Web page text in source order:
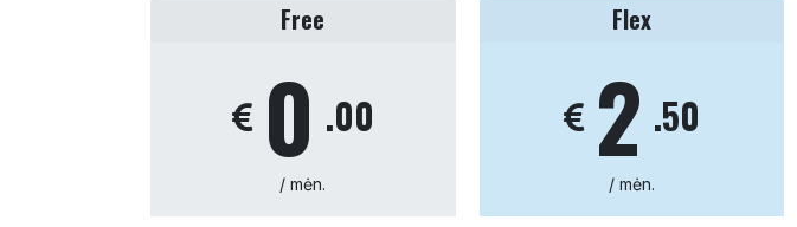
Free
0 .00
/ mėn.
Flex
2 .50
/ mėn.